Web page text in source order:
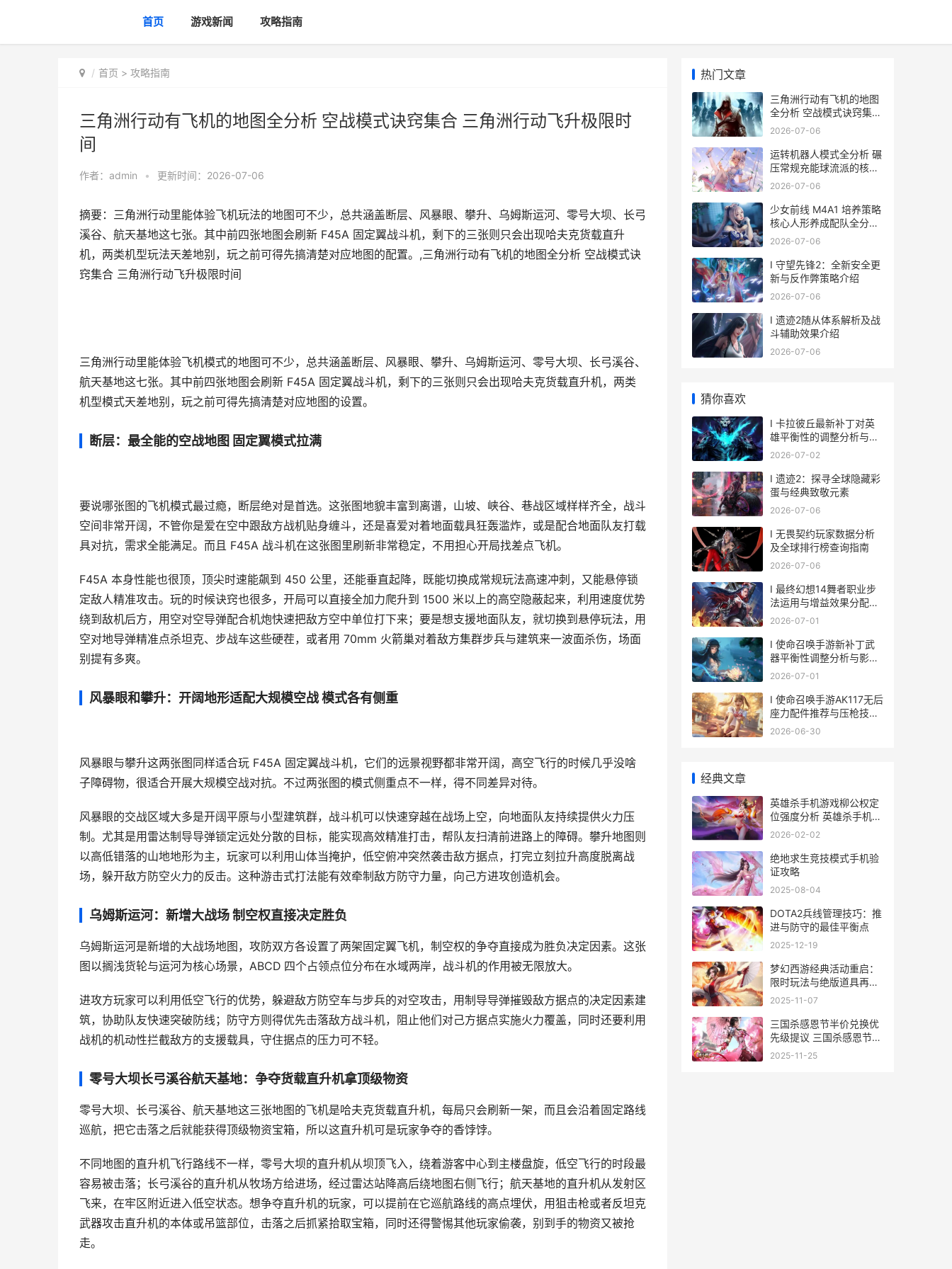
首页 游戏新闻 攻略指南
首页 > 攻略指南
三角洲行动有飞机的地图全分析 空战模式诀窍集合 三角洲行动飞升极限时
间
作者： admin • 更新时间：2026-07-06
摘要：三角洲行动里能体验飞机玩法的地图可不少，总共涵盖断层、风暴眼、攀升、乌姆斯运河、零号大坝、长弓
溪谷、航天基地这七张。其中前四张地图会刷新 F45A 固定翼战斗机，剩下的三张则只会出现哈夫克货载直升
机，两类机型玩法天差地别，玩之前可得先搞清楚对应地图的配置。,三角洲行动有飞机的地图全分析 空战模式诀
窍集合 三角洲行动飞升极限时间
三角洲行动里能体验飞机模式的地图可不少，总共涵盖断层、风暴眼、攀升、乌姆斯运河、零号大坝、长弓溪谷、
航天基地这七张。其中前四张地图会刷新 F45A 固定翼战斗机，剩下的三张则只会出现哈夫克货载直升机，两类
机型模式天差地别，玩之前可得先搞清楚对应地图的设置。
断层：最全能的空战地图 固定翼模式拉满
要说哪张图的飞机模式最过瘾，断层绝对是首选。这张图地貌丰富到离谱，山坡、峡谷、巷战区域样样齐全，战斗
空间非常开阔，不管你是爱在空中跟敌方战机贴身缠斗，还是喜爱对着地面载具狂轰滥炸，或是配合地面队友打载
具对抗，需求全能满足。而且 F45A 战斗机在这张图里刷新非常稳定，不用担心开局找差点飞机。
F45A 本身性能也很顶，顶尖时速能飙到 450 公里，还能垂直起降，既能切换成常规玩法高速冲刺，又能悬停锁
定敌人精准攻击。玩的时候诀窍也很多，开局可以直接全加力爬升到 1500 米以上的高空隐蔽起来，利用速度优势
绕到敌机后方，用空对空导弹配合机炮快速把敌方空中单位打下来；要是想支援地面队友，就切换到悬停玩法，用
空对地导弹精准点杀坦克、步战车这些硬茬，或者用 70mm 火箭巢对着敌方集群步兵与建筑来一波面杀伤，场面
别提有多爽。
风暴眼和攀升：开阔地形适配大规模空战 模式各有侧重
风暴眼与攀升这两张图同样适合玩 F45A 固定翼战斗机，它们的远景视野都非常开阔，高空飞行的时候几乎没啥
子障碍物，很适合开展大规模空战对抗。不过两张图的模式侧重点不一样，得不同差异对待。
风暴眼的交战区域大多是开阔平原与小型建筑群，战斗机可以快速穿越在战场上空，向地面队友持续提供火力压
制。尤其是用雷达制导导弹锁定远处分散的目标，能实现高效精准打击，帮队友扫清前进路上的障碍。攀升地图则
以高低错落的山地地形为主，玩家可以利用山体当掩护，低空俯冲突然袭击敌方据点，打完立刻拉升高度脱离战
场，躲开敌方防空火力的反击。这种游击式打法能有效牵制敌方防守力量，向己方进攻创造机会。
乌姆斯运河：新增大战场 制空权直接决定胜负
乌姆斯运河是新增的大战场地图，攻防双方各设置了两架固定翼飞机，制空权的争夺直接成为胜负决定因素。这张
图以搁浅货轮与运河为核心场景，ABCD 四个占领点位分布在水域两岸，战斗机的作用被无限放大。
进攻方玩家可以利用低空飞行的优势，躲避敌方防空车与步兵的对空攻击，用制导导弹摧毁敌方据点的决定因素建
筑，协助队友快速突破防线；防守方则得优先击落敌方战斗机，阻止他们对己方据点实施火力覆盖，同时还要利用
战机的机动性拦截敌方的支援载具，守住据点的压力可不轻。
零号大坝长弓溪谷航天基地：争夺货载直升机拿顶级物资
零号大坝、长弓溪谷、航天基地这三张地图的飞机是哈夫克货载直升机，每局只会刷新一架，而且会沿着固定路线
巡航，把它击落之后就能获得顶级物资宝箱，所以这直升机可是玩家争夺的香饽饽。
不同地图的直升机飞行路线不一样，零号大坝的直升机从坝顶飞入，绕着游客中心到主楼盘旋，低空飞行的时段最
容易被击落；长弓溪谷的直升机从牧场方给进场，经过雷达站降高后绕地图右侧飞行；航天基地的直升机从发射区
飞来，在牢区附近进入低空状态。想争夺直升机的玩家，可以提前在它巡航路线的高点埋伏，用狙击枪或者反坦克
武器攻击直升机的本体或吊篮部位，击落之后抓紧拾取宝箱，同时还得警惕其他玩家偷袭，别到手的物资又被抢
走。
热门文章
三角洲行动有飞机的地图
全分析 空战模式诀窍集合
三角洲行动飞升极限时间
2026-07-06
运转机器人模式全分析 碾
压常规充能球流派的核心
诀窍 运转机器人模式有哪
2026-07-06
少女前线 M4A1 培养策略
核心人形养成配队全分析
少女前线m4a1值得培养
2026-07-06
I 守望先锋2：全新安全更
新与反作弊策略介绍
2026-07-06
I 遗迹2随从体系解析及战
斗辅助效果介绍
2026-07-06
猜你喜欢
I 卡拉彼丘最新补丁对英
雄平衡性的调整分析与影
响解读
2026-07-02
I 遗迹2：探寻全球隐藏彩
蛋与经典致敬元素
2026-07-06
I 无畏契约玩家数据分析
及全球排行榜查询指南
2026-07-06
I 最终幻想14舞者职业步
法运用与增益效果分配策
略解析
2026-07-01
I 使命召唤手游新补丁武
器平衡性调整分析与影响
评估
2026-07-01
I 使命召唤手游AK117无后
座力配件推荐与压枪技巧
分享
2026-06-30
经典文章
英雄杀手机游戏柳公权定
位强度分析 英雄杀手机版
叫什么名字
2026-02-02
绝地求生竞技模式手机验
证攻略
2025-08-04
DOTA2兵线管理技巧：推
进与防守的最佳平衡点
2025-12-19
梦幻西游经典活动重启：
限时玩法与绝版道具再次
开放
2025-11-07
三国杀感恩节半价兑换优
先级提议 三国杀感恩节半
价
2025-11-25